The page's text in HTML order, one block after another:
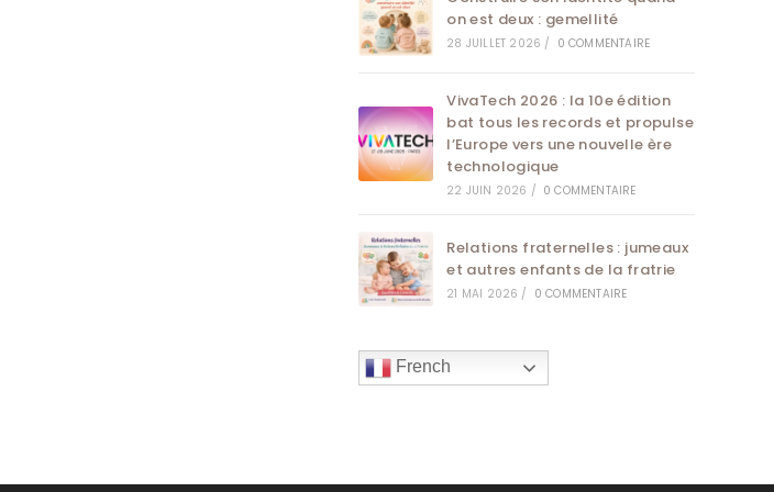
on est deux : gemellité
28 JUILLET 2026 / 0 COMMENTAIRE
VivaTech 2026 : la 10e édition
bat tous les records et propulse
l’Europe vers une nouvelle ère
technologique
22 JUIN 2026 / 0 COMMENTAIRE
Relations fraternelles : jumeaux
et autres enfants de la fratrie
21 MAI 2026 / 0 COMMENTAIRE
French